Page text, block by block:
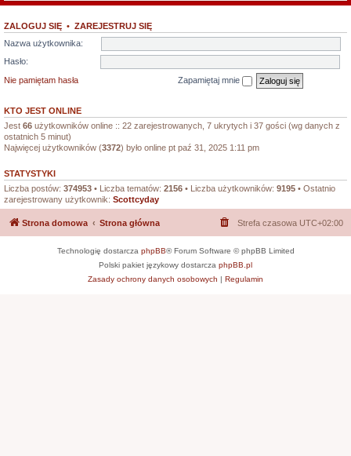
ZALOGUJ SIĘ • ZAREJESTRUJ SIĘ
Nazwa użytkownika:
Hasło:
Nie pamiętam hasła
Zapamiętaj mnie
KTO JEST ONLINE
Jest 66 użytkowników online :: 22 zarejestrowanych, 7 ukrytych i 37 gości (wg danych z
ostatnich 5 minut)
Najwięcej użytkowników (3372) było online pt paź 31, 2025 1:11 pm
STATYSTYKI
Liczba postów: 374953 • Liczba tematów: 2156 • Liczba użytkowników: 9195 • Ostatnio
zarejestrowany użytkownik: Scottcyday
Strona domowa Strona główna Strefa czasowa UTC+02:00
Technologię dostarcza phpBB® Forum Software © phpBB Limited
Polski pakiet językowy dostarcza phpBB.pl
Zasady ochrony danych osobowych | Regulamin